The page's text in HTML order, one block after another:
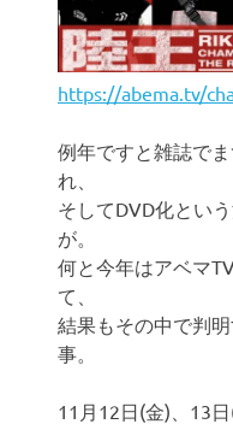
https://abema.tv/
例年ですと雑誌で
れ、
そしてDVD化とい
が。
何と今年はアベマ
て、
結果もその中で判
事。
11月12日(金)、13